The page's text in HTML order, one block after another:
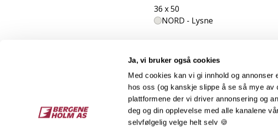
Ja, vi bruker også cookies
Med cookies kan vi gi innhold og
hos oss (og kanskje slippe å se så mye av
plattformene der vi driver annonsering og
deg og din opplevelse med alle kanalene
selvfølgelig velge helt selv 🍪
36 x 50
NORD - Lysne
Bergene Holm AS
Om oss
Jobbe hos oss